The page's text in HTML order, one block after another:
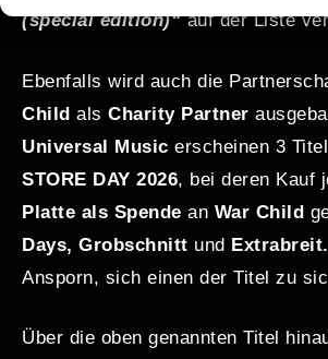
(special edition)“auf der Liste
Ebenfalls wird auch die
Child als Charity Partner
Universal Music erscheinen 3
STORE DAY 2026, bei deren Kauf
Platte als Spende an War Child
Days, Grobschnitt und Extrabreit.
Ansporn, sich einen der Titel zu
Über die oben genannten Titel